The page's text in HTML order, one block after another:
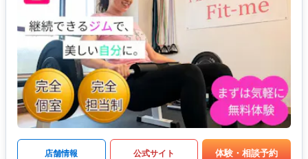
店舗情報 公式サイト 体験・相談予約